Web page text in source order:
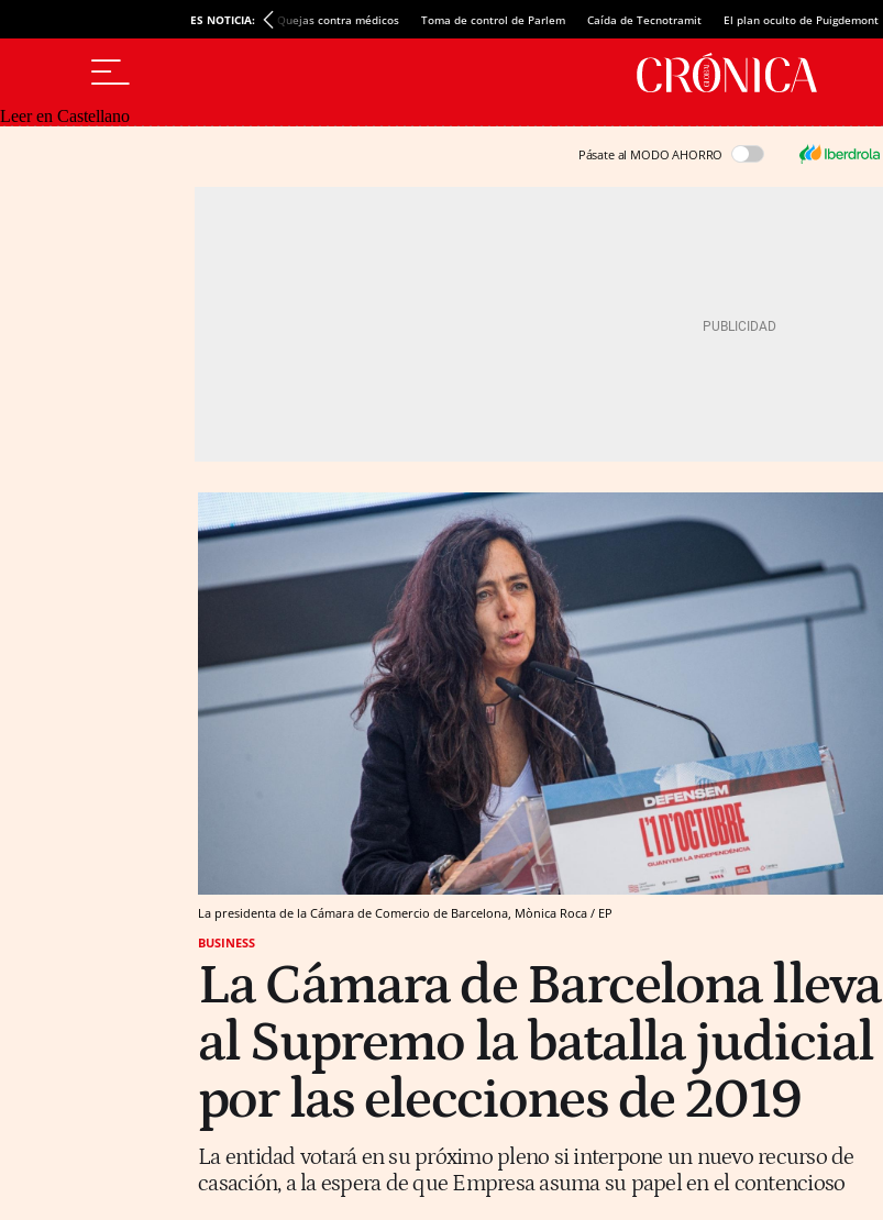
ES NOTICIA: Quejas contra médicos Toma de control de Parlem Caída de Tecnotramit El plan oculto de Puigdemont
Leer en Castellano
Pásate al MODO AHORRO
La presidenta de la Cámara de Comercio de Barcelona, Mònica Roca / EP
BUSINESS
La Cámara de Barcelona lleva
al Supremo la batalla judicial
por las elecciones de 2019
La entidad votará en su próximo pleno si interpone un nuevo recurso de
casación, a la espera de que Empresa asuma su papel en el contencioso